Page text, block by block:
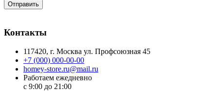
Отправить
Контакты
117420, г. Москва ул. Профсоюзная 45
+7 (000) 000-00-00
homey-store.ru@mail.ru
Работаем ежедневно
с 9:00 до 21:00